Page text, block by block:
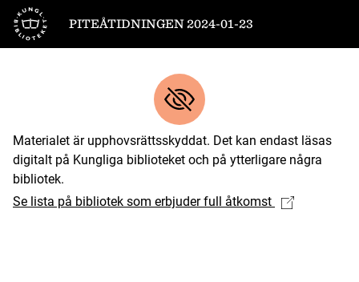
Till startsidan
PITEÅTIDNINGEN 2024-01-23
Materialet är upphovsrättsskyddat. Det kan endast läsas
digitalt på Kungliga biblioteket och på ytterligare några
bibliotek.
Se lista på bibliotek som erbjuder full åtkomst